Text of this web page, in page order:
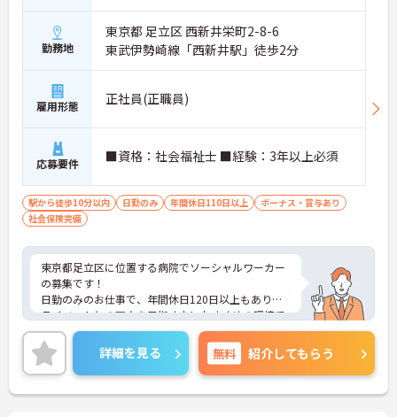
勤務地
東京都 足立区 西新井栄町2-8-6
東武伊勢崎線「西新井駅」徒歩2分
雇用形態 正社員(正職員)
応募要件 ■資格：社会福祉士 ■経験：3年以上必須
駅から徒歩10分以内 日勤のみ 年間休日110日以上
ボーナス・賞与あり
社会保険完備
東京都足立区に位置する病院でソーシャルワーカー
の募集です！
日勤のみのお仕事で、年間休日120日以上もありプ
ライベートとの両立を目指す方におすすめの環境で
す◎最寄り駅から徒歩圏内のため通勤も楽々♪天候
に左右されず通勤ができます！昇給や賞与制度があ
り、頑張りが評価されてしっかりと還元されます。
フォロー体制もあり、経験に関わらず安心してスタ
ートできます。
詳細を見る 無料 紹介してもらう